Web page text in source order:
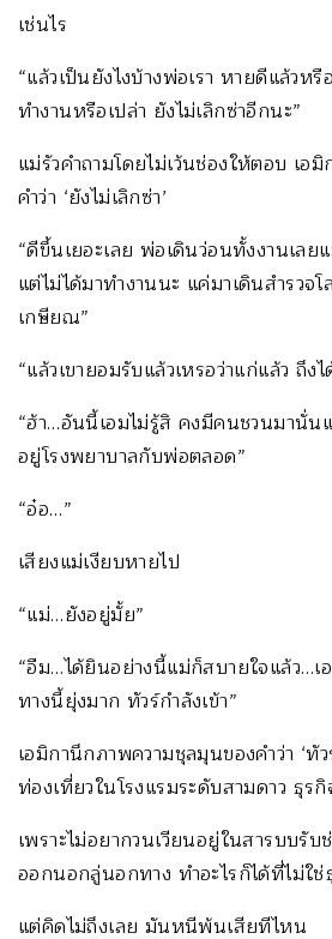
เช่นไร
“แล้วเป็นยังไงบ้างพ่อเรา หายดีแล้วหรื
ทำงานหรือเปล่า ยังไม่เลิกซ่าอีกนะ”
แม่รัวคำถามโดยไม่เว้นช่องให้ตอบ เอ
คำว่า ‘ยังไม่เลิกซ่า’
“ดีขึ้นเยอะเลย พ่อเดินว่อนทั้งงานเลย
แต่ไม่ได้มาทำงานนะ แค่มาเดินสำรวจ
เกษียณ”
“แล้วเขายอมรับแล้วเหรอว่าแก่แล้ว ถึง
“ฮ้า…อันนี้เอมไม่รู้สิ คงมีคนชวนมานั่น
อยู่โรงพยาบาลกับพ่อตลอด”
“อ๋อ…”
เสียงแม่เงียบหายไป
“แม่…ยังอยู่มั้ย”
“อืม…ได้ยินอย่างนี้แม่ก็สบายใจแล้ว…เ
ทางนี้ยุ่งมาก ทัวร์กำลังเข้า”
เอมิกานึกภาพความชุลมุนของคำว่า ‘ทั
ท่องเที่ยวในโรงแรมระดับสามดาว ธุร
เพราะไม่อยากวนเวียนอยู่ในสารบบรั
ออกนอกลู่นอกทาง ทำอะไรก็ได้ที่ไม่ใช่
แต่คิดไม่ถึงเลย มันหนีพ้นเสียทีไหน